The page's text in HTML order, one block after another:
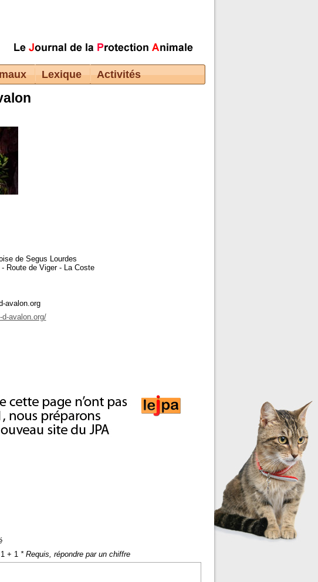
Lexique Activités
de Segus Lourdes
Route de Viger - La Coste
avalon.org
d-avalon.org/
+ 1 * Requis, répondre par un chiffre